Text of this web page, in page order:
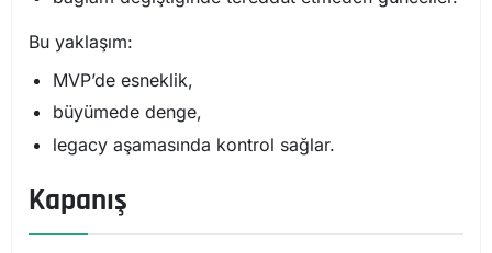
Bu yaklaşım:
MVP’de esneklik,
büyümede denge,
legacy aşamasında kontrol sağlar.
Kapanış